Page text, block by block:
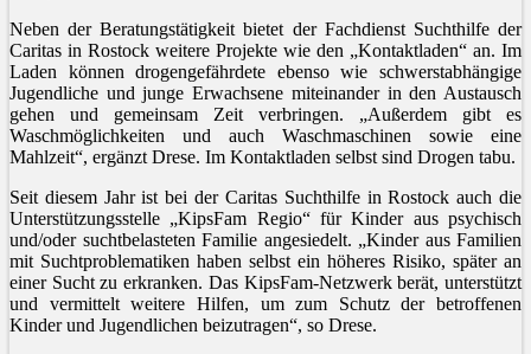
Neben der Beratungstätigkeit bietet der Fachdienst Suchthilfe der
Caritas in Rostock weitere Projekte wie den „Kontaktladen“ an. Im
Laden können drogengefährdete ebenso wie schwerstabhängige
Jugendliche und junge Erwachsene miteinander in den Austausch
gehen und gemeinsam Zeit verbringen. „Außerdem gibt es
Waschmöglichkeiten und auch Waschmaschinen sowie eine
Mahlzeit“, ergänzt Drese. Im Kontaktladen selbst sind Drogen tabu.
Seit diesem Jahr ist bei der Caritas Suchthilfe in Rostock auch die
Unterstützungsstelle „KipsFam Regio“ für Kinder aus psychisch
und/oder suchtbelasteten Familie angesiedelt. „Kinder aus Familien
mit Suchtproblematiken haben selbst ein höheres Risiko, später an
einer Sucht zu erkranken. Das KipsFam-Netzwerk berät, unterstützt
und vermittelt weitere Hilfen, um zum Schutz der betroffenen
Kinder und Jugendlichen beizutragen“, so Drese.